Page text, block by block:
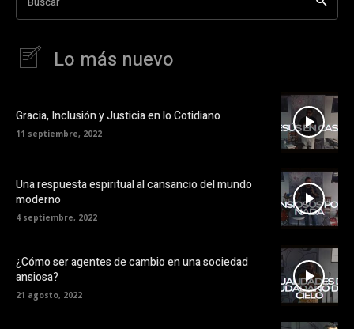
Lo más nuevo
Gracia, Inclusión y Justicia en lo Cotidiano
11 septiembre, 2022
Una respuesta espiritual al cansancio del mundo
moderno
4 septiembre, 2022
¿Cómo ser agentes de cambio en una sociedad
ansiosa?
21 agosto, 2022